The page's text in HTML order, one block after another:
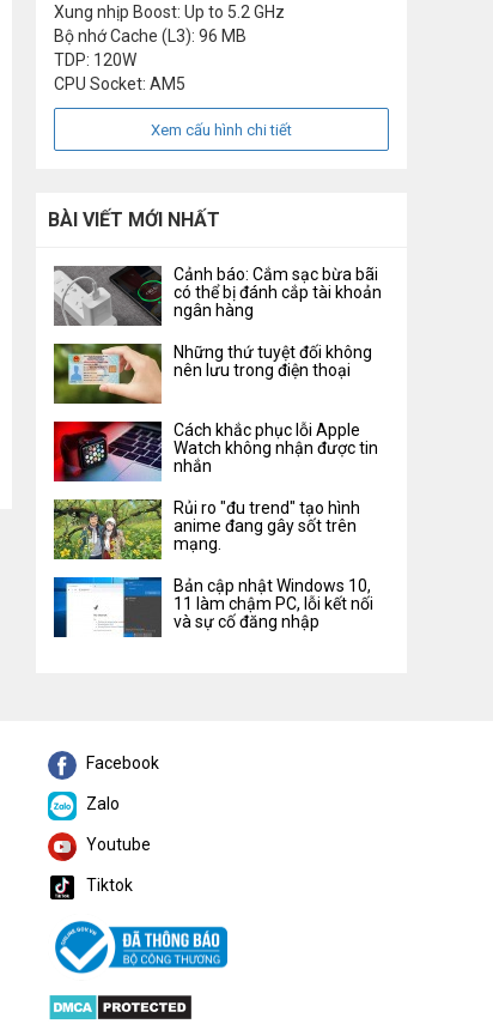
Xung nhịp Boost: Up to 5.2 GHz
Bộ nhớ Cache (L3): 96 MB
TDP: 120W
CPU Socket: AM5
Xem cấu hình chi tiết
BÀI VIẾT MỚI NHẤT
Cảnh báo: Cắm sạc bừa bãi
có thể bị đánh cắp tài khoản
ngân hàng
Những thứ tuyệt đối không
nên lưu trong điện thoại
Cách khắc phục lỗi Apple
Watch không nhận được tin
nhắn
Rủi ro "đu trend" tạo hình
anime đang gây sốt trên
mạng.
Bản cập nhật Windows 10,
11 làm chậm PC, lỗi kết nối
và sự cố đăng nhập
Facebook
Zalo
Youtube
Tiktok